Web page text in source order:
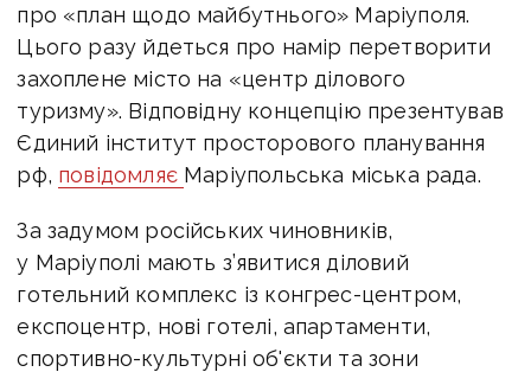
про «план щодо майбутнього» Маріуполя.
Цього разу йдеться про намір перетворити
захоплене місто на «центр ділового
туризму». Відповідну концепцію презентував
Єдиний інститут просторового планування
рф, повідомляє Маріупольська міська рада.
За задумом російських чиновників,
у Маріуполі мають з’явитися діловий
готельний комплекс із конгрес-центром,
експоцентр, нові готелі, апартаменти,
спортивно-культурні об'єкти та зони